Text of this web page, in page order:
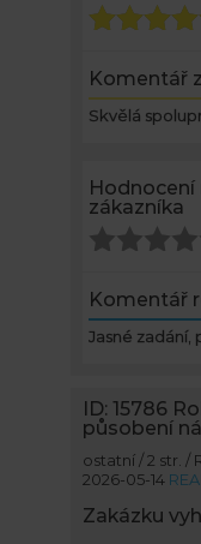
Komentář
Skvělá
zákazníka
Komentář
Jasné zadání,
ID: 15786
působení
ostatní / 2 str. /
2026-05-14
Zakázku